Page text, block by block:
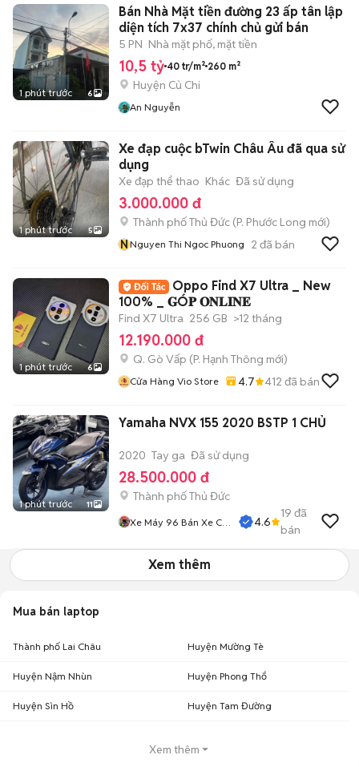
1 phút trước 6
Bán Nhà Mặt tiền đường 23 ấp tân lập
diện tích 7x37 chính chủ gửi bán
5 PN Nhà mặt phố, mặt tiền
10,5 tỷ 40 tr/m² 260 m²
Huyện Củ Chi
An Nguyễn
1 phút trước 5
Xe đạp cuộc bTwin Châu Âu đã qua sử
dụng
Xe đạp thể thao Khác Đã sử dụng
3.000.000 đ
Thành phố Thủ Đức (P. Phước Long mới)
NNguyen Thi Ngoc Phuong 2 đã bán
1 phút trước 6
Oppo Find X7 Ultra _ New
100% _ 𝐆Ó𝐏 𝐎𝐍𝐋𝐈𝐍𝐄
Find X7 Ultra 256 GB >12 tháng
12.190.000 đ
Q. Gò Vấp (P. Hạnh Thông mới)
Cửa Hàng Vio Store 4.7 412 đã bán
1 phút trước 11
Yamaha NVX 155 2020 BSTP 1 CHỦ
2020 Tay ga Đã sử dụng
28.500.000 đ
Thành phố Thủ Đức
Xe Máy 96 Bán Xe Cũ
4.6
19 đã
bán
Xem thêm
Mua bán laptop
Thành phố Lai Châu Huyện Mường Tè
Huyện Nậm Nhùn Huyện Phong Thổ
Huyện Sìn Hồ Huyện Tam Đường
Xem thêm